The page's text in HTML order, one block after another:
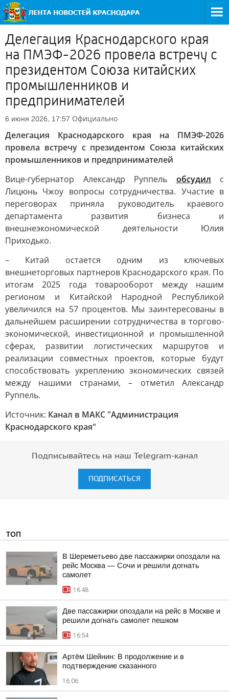
Делегация Краснодарского края
на ПМЭФ-2026 провела встречу с
президентом Союза китайских
промышленников и
предпринимателей
6 июня 2026, 17:57 Официально
Делегация Краснодарского края на ПМЭФ-2026
провела встречу с президентом Союза китайских
промышленников и предпринимателей
Вице-губернатор Александр Руппель обсудил с
Лицюнь Чжоу вопросы сотрудничества. Участие в
переговорах приняла руководитель краевого
департамента развития бизнеса и
внешнеэкономической деятельности Юлия
Приходько.
– Китай остается одним из ключевых
внешнеторговых партнеров Краснодарского края. По
итогам 2025 года товарооборот между нашим
регионом и Китайской Народной Республикой
увеличился на 57 процентов. Мы заинтересованы в
дальнейшем расширении сотрудничества в торгово-
экономической, инвестиционной и промышленной
сферах, развитии логистических маршрутов и
реализации совместных проектов, которые будут
способствовать укреплению экономических связей
между нашими странами, – отметил Александр
Руппель.
Источник: Канал в МАКС "Администрация
Краснодарского края"
Подписывайтесь на наш Telegram-канал
ПОДПИСАТЬСЯ
ТОП
В Шереметьево две пассажирки опоздали на
рейс Москва — Сочи и решили догнать
самолет
16:48
Две пассажирки опоздали на рейс в Москве и
решили догнать самолет пешком
16:54
Артём Шейнин: В продолжение и в
подтверждение сказанного
16:06